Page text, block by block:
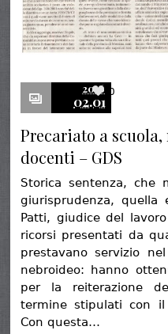
2016
02.01
0
Precariato a
docenti – GDS
Storica sentenza, che
giurisprudenza, quella
Patti, giudice del
ricorsi presentati da
prestavano servizio
nebroideo: hanno
per la reiterazione
termine stipulati con il
Con questa…